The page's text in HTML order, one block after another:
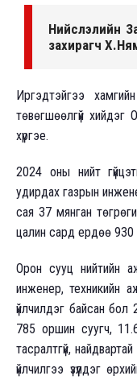
Нийслэлийн
захирагч
Иргэдтэйгээ
төвөгшөөлгүй
хүргэе.
2024 оны нийт
удирдах газрын
сая 37 мянган
цалин сард ердөө 930
Орон сууц нийтийн
инженер, техникийн
үйлчилдэг байсан
785 оршин суугч,
тасралтгүй, найдвартай
үйлчилгээ үзүүлдэг